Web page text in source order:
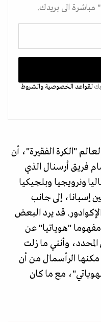
الى بريدك.
لقواعد الخصوصيةوالشروط
"الكرة الفقيرة"، أن
فريق أرسنال الذي
ونرويجيا وبلجيكيا
إسبانا، إلى جانب
قد يرد البعض
"هوياتيا" عن
وأنني ما زلت
مكنها الرأسمال من أن
مع ما كان